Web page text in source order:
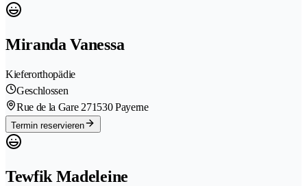
Miranda Vanessa
Kieferorthopädie
Geschlossen
Rue de la Gare 271530 Payerne
Termin reservieren
Tewfik Madeleine